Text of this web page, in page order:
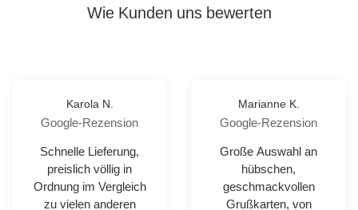
Wie Kunden uns bewerten
Karola N.
Google-Rezension
Schnelle Lieferung,
preislich völlig in
Ordnung im Vergleich
zu vielen anderen
Marianne K.
Google-Rezension
Große Auswahl an
hübschen,
geschmackvollen
Grußkarten, von